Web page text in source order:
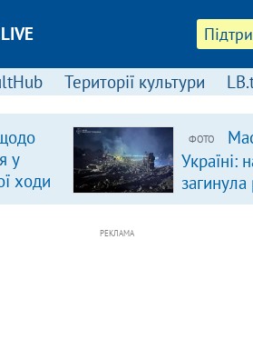
Території культури
у
ходи
ФОТО
Україні:
удар по
РЕКЛАМА